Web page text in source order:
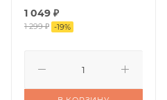
1 049 ₽
1 299₽ -19%